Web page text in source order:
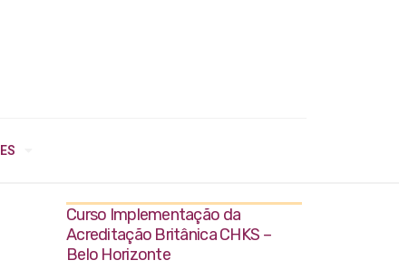
Curso Implementação da
Acreditação Britânica CHKS –
Belo Horizonte